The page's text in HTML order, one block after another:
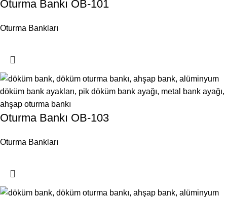
Oturma Bankı OB-101
Oturma Bankları
Oturma Bankı OB-103
Oturma Bankları